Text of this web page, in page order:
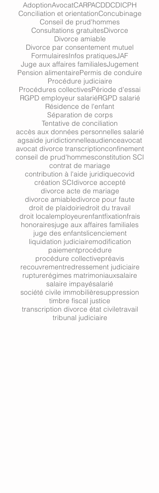
AdoptionAvocatCARPACDDCDICPH
Conciliation et orientationConcubinage
Conseil de prud'hommes
Consultations gratuitesDivorce
Divorce amiable
Divorce par consentement mutuel
FormulairesInfos pratiquesJAF
Juge aux affaires familialesJugement
Pension alimentairePermis de conduire
Procédure judiciaire
Procédures collectivesPériode d'essai
RGPD employeur salariéRGPD salarié
Résidence de l'enfant
Séparation de corps
Tentative de conciliation
accès aux données personnelles salarié
agsaide juridictionnelleaudienceavocat
avocat divorce transcriptionconfinement
conseil de prud'hommesconstitution SCI
contrat de mariage
contribution à l'aide juridiquecovid
création SCIdivorce accepté
divorce acte de mariage
divorce amiabledivorce pour faute
droit de plaidoiriedroit du travail
droit localemployeurenfantfixationfrais
honorairesjuge aux affaires familiales
juge des enfantslicenciement
liquidation judiciairemodification
paiementprocédure
procédure collectivepréavis
recouvrementredressement judiciaire
rupturerégimes matrimoniauxsalaire
salaire impayésalarié
société civile immobilièresuppression
timbre fiscal justice
transcription divorce état civiletravail
tribunal judiciaire